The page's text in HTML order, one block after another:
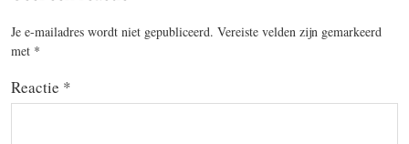
Je e-mailadres wordt niet gepubliceerd. Vereiste velden zijn gemarkeerd
met *
Reactie *